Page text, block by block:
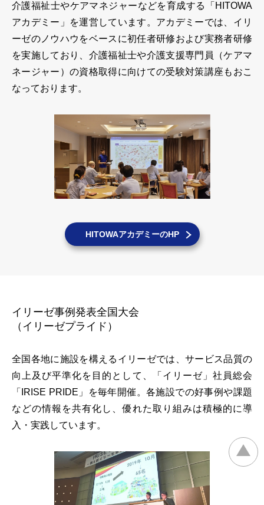
介護福祉⼠やケアマネジャーなどを育成する「HITOWA
アカデミー」を運営しています。アカデミーでは、イリ
ーゼのノウハウをベースに初任者研修および実務者研修
を実施しており、介護福祉士や介護支援専門員（ケアマ
ネージャー）の資格取得に向けての受験対策講座もおこ
なっております。
HITOWAアカデミーのHP
イリーゼ事例発表全国大会
（イリーゼプライド）
全国各地に施設を構えるイリーゼでは、サービス品質の
向上及び平準化を目的として、「イリーゼ」社員総会
「IRISE PRIDE」を毎年開催。各施設での好事例や課題
などの情報を共有化し、優れた取り組みは積極的に導
入・実践しています。